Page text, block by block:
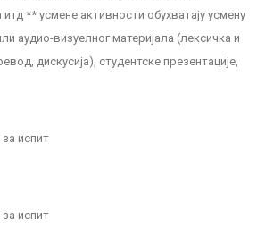
итд ** усмене активности обухватају усмену
аудио-визуелног материјала (лексичка и
дискусија), студентске презентације,
испит
испит